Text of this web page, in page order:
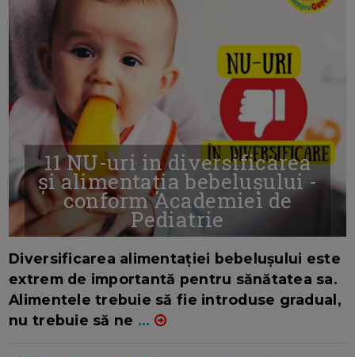
11 NU-uri in diversificarea
și alimentația bebelușului -
conform Academiei de
Pediatrie
Diversificarea alimentației bebelușului este
extrem de importantă pentru sănătatea sa.
Alimentele trebuie să fie introduse gradual,
nu trebuie să ne ...